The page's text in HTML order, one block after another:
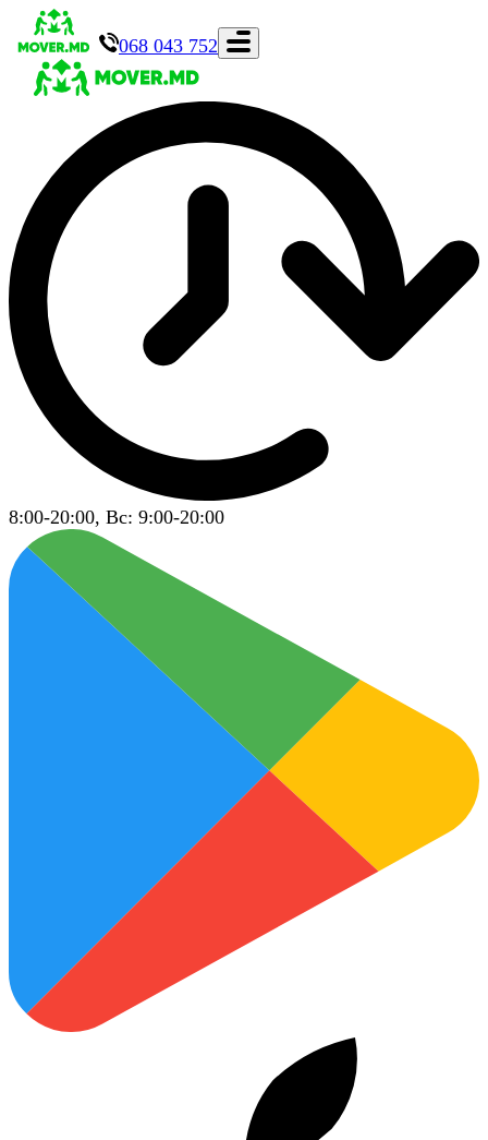
068 043 752
8:00-20:00, Вс: 9:00-20:00